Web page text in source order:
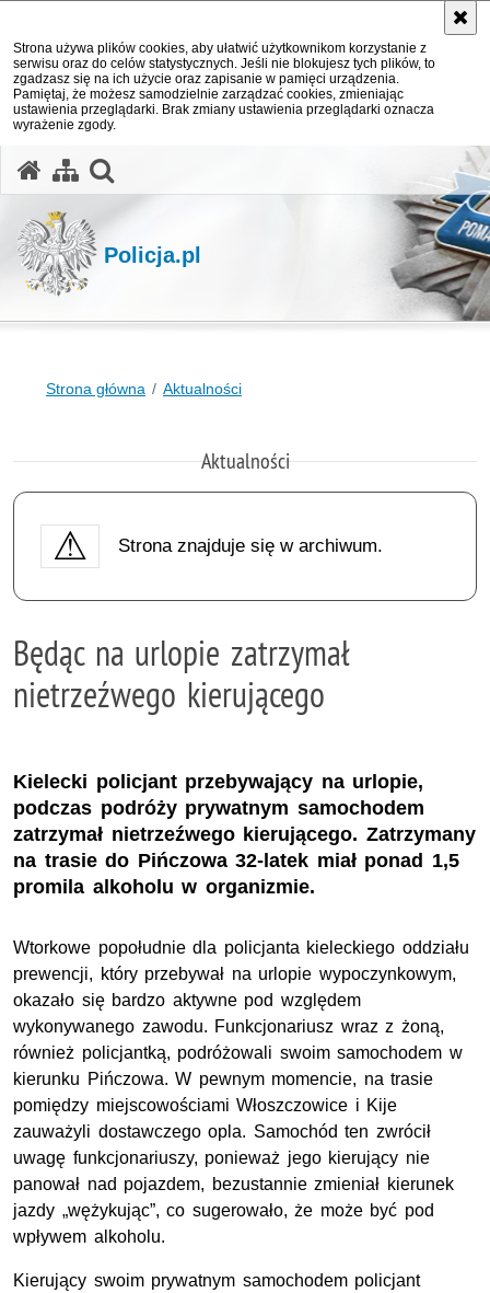
Strona używa plików cookies, aby ułatwić użytkownikom korzystanie z
serwisu oraz do celów statystycznych. Jeśli nie blokujesz tych plików, to
zgadzasz się na ich użycie oraz zapisanie w pamięci urządzenia.
Pamiętaj, że możesz samodzielnie zarządzać cookies, zmieniając
ustawienia przeglądarki. Brak zmiany ustawienia przeglądarki oznacza
wyrażenie zgody.
Policja.pl
Strona główna Aktualności
Aktualności
Strona znajduje się w archiwum.
Będąc na urlopie zatrzymał
nietrzeźwego kierującego
Kielecki policjant przebywający na urlopie,
podczas podróży prywatnym samochodem
zatrzymał nietrzeźwego kierującego. Zatrzymany
na trasie do Pińczowa 32-latek miał ponad 1,5
promila alkoholu w organizmie.
Wtorkowe popołudnie dla policjanta kieleckiego oddziału
prewencji, który przebywał na urlopie wypoczynkowym,
okazało się bardzo aktywne pod względem
wykonywanego zawodu. Funkcjonariusz wraz z żoną,
również policjantką, podróżowali swoim samochodem w
kierunku Pińczowa. W pewnym momencie, na trasie
pomiędzy miejscowościami Włoszczowice i Kije
zauważyli dostawczego opla. Samochód ten zwrócił
uwagę funkcjonariuszy, ponieważ jego kierujący nie
panował nad pojazdem, bezustannie zmieniał kierunek
jazdy „wężykując”, co sugerowało, że może być pod
wpływem alkoholu.
Kierujący swoim prywatnym samochodem policjant